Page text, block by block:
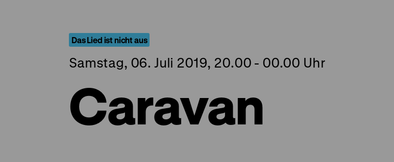
Das Lied ist nicht aus
Samstag, 06. Juli 2019, 20.00 - 00.00 Uhr
Caravan